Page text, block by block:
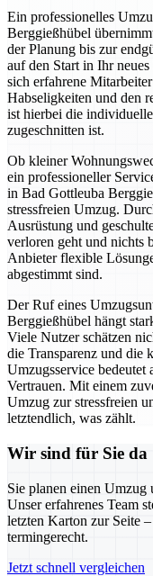
Ein professionelles
Berggießhübel
der Planung bis zur
auf den Start in Ihr
sich erfahrene
Habseligkeiten und den
ist hierbei die
zugeschnitten ist.
Ob kleiner
ein professioneller
in Bad Gottleuba
stressfreien Umzug.
Ausrüstung und
verloren geht und nichts
Anbieter flexible
abgestimmt sind.
Der Ruf eines
Berggießhübel hängt
Viele Nutzer schätzen
die Transparenz und die
Umzugsservice bedeutet
Vertrauen. Mit einem
Umzug zur stressfreien
letztendlich, was zählt.
Wir sind für Sie da
Sie planen einen Umzug
Unser erfahrenes Team
letzten Karton zur Seite
termingerecht.
Jetzt schnell vergleichen